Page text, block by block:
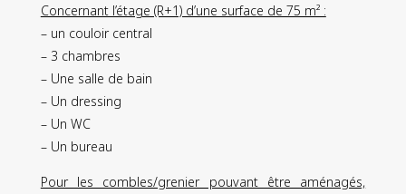
Concernant l’étage (R+1) d’une surface de 75 m² :
– un couloir central
– 3 chambres
– Une salle de bain
– Un dressing
– Un WC
– Un bureau
Pour les combles/grenier pouvant être aménagés,